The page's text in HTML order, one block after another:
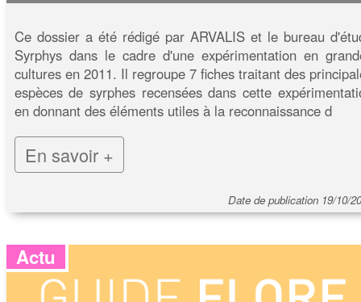
Ce dossier a été rédigé par ARVALIS et le bureau
Syrphys dans le cadre d'une expérimentation en
cultures en 2011. Il regroupe 7 fiches traitant des
espèces de syrphes recensées dans cette
en donnant des éléments utiles à la reconnaissance d
En savoir +
Date de publication 19/10/
Actu